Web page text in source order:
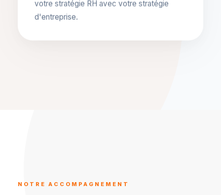
d'entreprise.
NOTRE ACCOMPAGNEMENT